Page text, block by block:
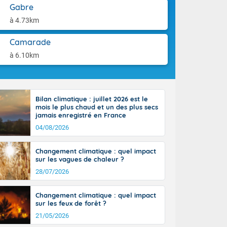
Gabre
à 4.73km
Camarade
à 6.10km
l'après-
il fait
30 à 35
Bilan climatique : juillet 2026 est le
mois le plus chaud et un des plus secs
jamais enregistré en France
04/08/2026
Changement climatique : quel impact
sur les vagues de chaleur ?
28/07/2026
Changement climatique : quel impact
sur les feux de forêt ?
21/05/2026